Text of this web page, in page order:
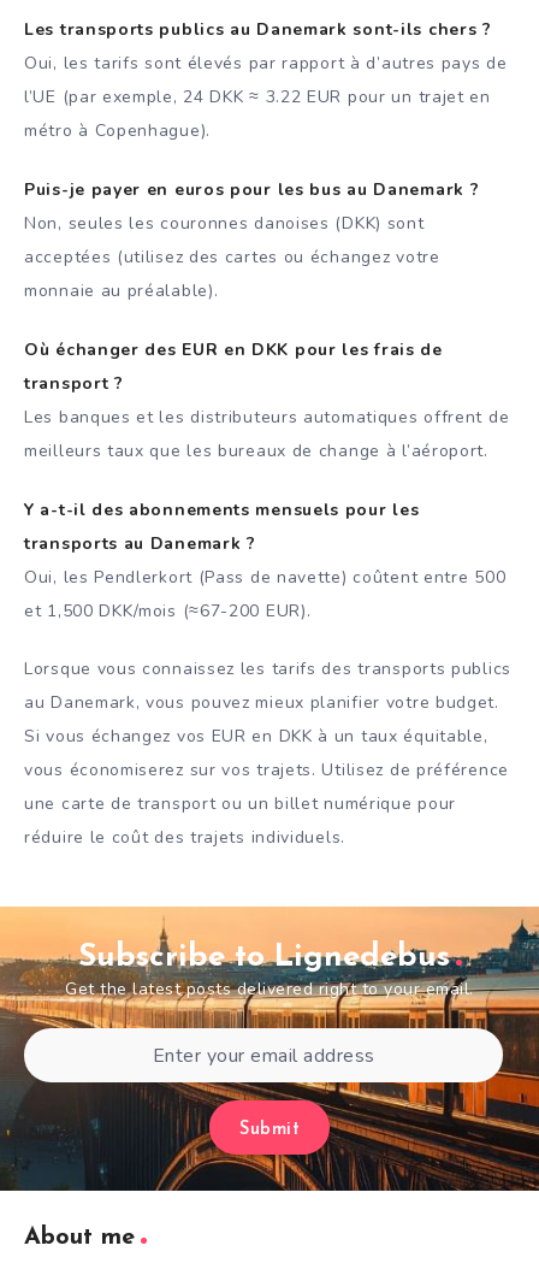
Les transports publics au Danemark sont-ils chers ?
Oui, les tarifs sont élevés par rapport à d’autres pays de
l’UE (par exemple, 24 DKK ≈ 3.22 EUR pour un trajet en
métro à Copenhague).
Puis-je payer en euros pour les bus au Danemark ?
Non, seules les couronnes danoises (DKK) sont
acceptées (utilisez des cartes ou échangez votre
monnaie au préalable).
Où échanger des EUR en DKK pour les frais de
transport ?
Les banques et les distributeurs automatiques offrent de
meilleurs taux que les bureaux de change à l’aéroport.
Y a-t-il des abonnements mensuels pour les
transports au Danemark ?
Oui, les Pendlerkort (Pass de navette) coûtent entre 500
et 1,500 DKK/mois (≈67-200 EUR).
Lorsque vous connaissez les tarifs des transports publics
au Danemark, vous pouvez mieux planifier votre budget.
Si vous échangez vos EUR en DKK à un taux équitable,
vous économiserez sur vos trajets. Utilisez de préférence
une carte de transport ou un billet numérique pour
réduire le coût des trajets individuels.
Subscribe to Lignedebus
Get the latest posts delivered right to your email.
Submit
About me